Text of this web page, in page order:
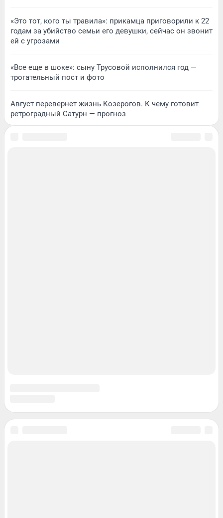
«Это тот, кого ты травила»: прикамца приговорили к 22
годам за убийство семьи его девушки, сейчас он звонит
ей с угрозами
«Все еще в шоке»: сыну Трусовой исполнился год —
трогательный пост и фото
Август перевернет жизнь Козерогов. К чему готовит
ретроградный Сатурн — прогноз